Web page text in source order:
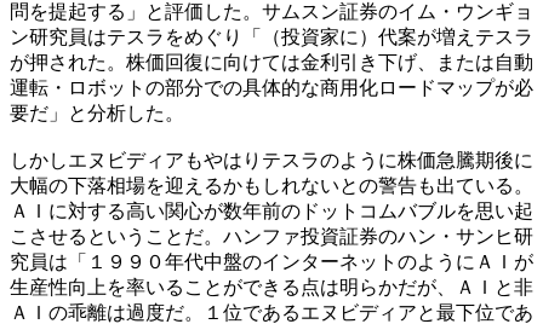
問を提起する」と評価した。サムスン証券のイム・ウンギョ
ン研究員はテスラをめぐり「（投資家に）代案が増えテスラ
が押された。株価回復に向けては金利引き下げ、または自動
運転・ロボットの部分での具体的な商用化ロードマップが必
要だ」と分析した。
しかしエヌビディアもやはりテスラのように株価急騰期後に
大幅の下落相場を迎えるかもしれないとの警告も出ている。
ＡＩに対する高い関心が数年前のドットコムバブルを思い起
こさせるということだ。ハンファ投資証券のハン・サンヒ研
究員は「１９９０年代中盤のインターネットのようにＡＩが
生産性向上を率いることができる点は明らかだが、ＡＩと非
ＡＩの乖離は過度だ。１位であるエヌビディアと最下位であ